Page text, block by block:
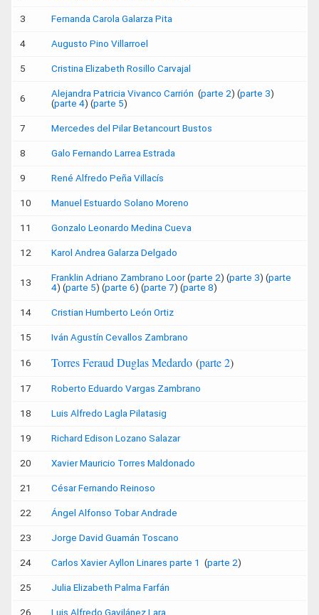
3 Fernanda Carola Galarza Pita
4 Augusto Pino Villarroel
5 Cristina Elizabeth Rosillo Carvajal
6 Alejandra Patricia Vivanco Carrión (parte 2) (parte 3)
(parte 4) (parte 5)
7 Mercedes del Pilar Betancourt Bustos
8 Galo Fernando Larrea Estrada
9 René Alfredo Peña Villacís
10 Manuel Estuardo Solano Moreno
11 Gonzalo Leonardo Medina Cueva
12 Karol Andrea Galarza Delgado
13 Franklin Adriano Zambrano Loor(parte 2) (parte 3) (parte
4) (parte 5) (parte 6) (parte 7) (parte 8)
14 Cristian Humberto León Ortiz
15 Iván Agustín Cevallos Zambrano
16 Torres Feraud Duglas Medardo (parte 2)
17 Roberto Eduardo Vargas Zambrano
18 Luis Alfredo Lagla Pilatasig
19 Richard Edison Lozano Salazar
20 Xavier Mauricio Torres Maldonado
21 César Fernando Reinoso
22 Ángel Alfonso Tobar Andrade
23 Jorge David Guamán Toscano
24 Carlos Xavier Ayllon Linares parte 1 (parte 2)
25 Julia Elizabeth Palma Farfán
26 Luis Alfredo Gavilánez Lara